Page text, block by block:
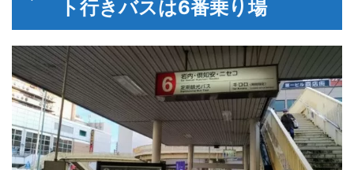
ト行きバスは6番乗り場